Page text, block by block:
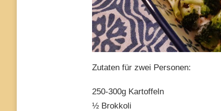
Zutaten für zwei Personen:
250-300g Kartoffeln
½ Brokkoli